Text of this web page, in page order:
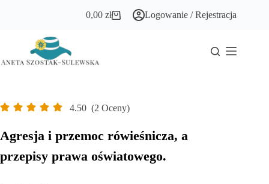
Koszyk
0,00zł Logowanie / Rejestracja
4.50 (2 Oceny)
Agresja i przemoc rówieśnicza, a
przepisy prawa oświatowego.